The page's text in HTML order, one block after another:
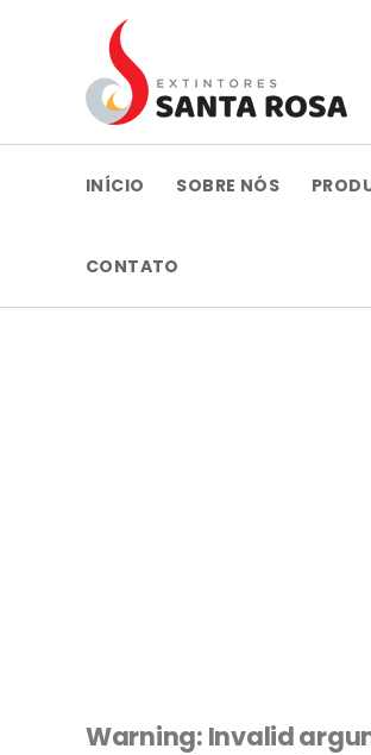
INÍCIO SOBRE NÓS
CONTATO
Warning: Invalid